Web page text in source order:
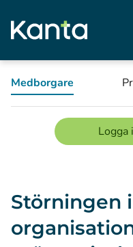
Medborgare
Logga
Störningen i